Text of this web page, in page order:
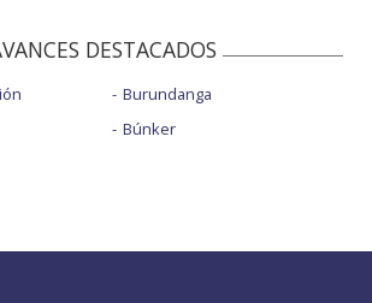
DESTACADOS
Burundanga
Búnker